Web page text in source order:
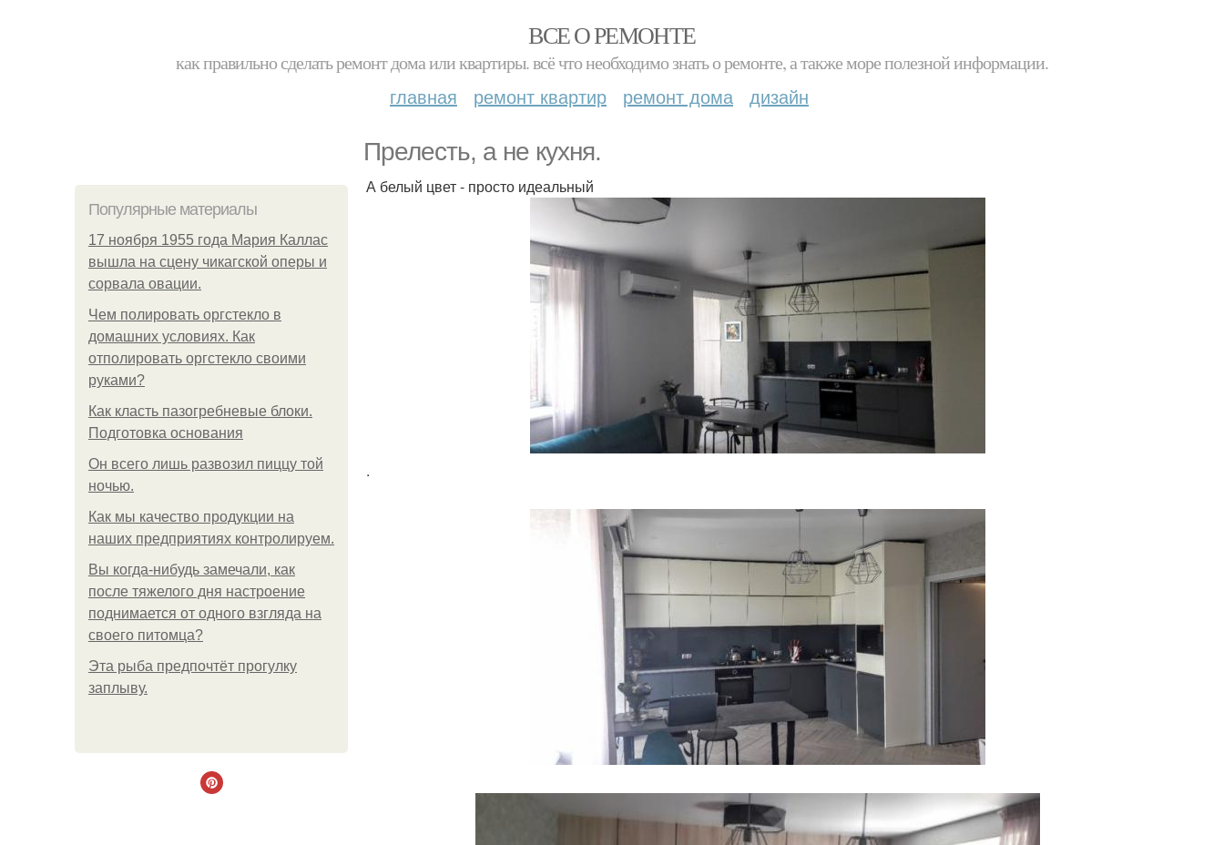
ВСЕ О РЕМОНТЕ
как правильно сделать ремонт дома или квартиры. всё что необходимо знать о ремонте, а также море полезной информации.
главная ремонт квартир ремонт дома дизайн
Прелесть, а не кухня.
Популярные материалы
17 ноября 1955 года Мария Каллас
вышла на сцену чикагской оперы и
сорвала овации.
Чем полировать оргстекло в
домашних условиях. Как
отполировать оргстекло своими
руками?
Как класть пазогребневые блоки.
Подготовка основания
Он всего лишь развозил пиццу той
ночью.
Как мы качество продукции на
наших предприятиях контролируем.
Вы когда-нибудь замечали, как
после тяжелого дня настроение
поднимается от одного взгляда на
своего питомца?
Эта рыба предпочтёт прогулку
заплыву.
А белый цвет - просто идеальный
.